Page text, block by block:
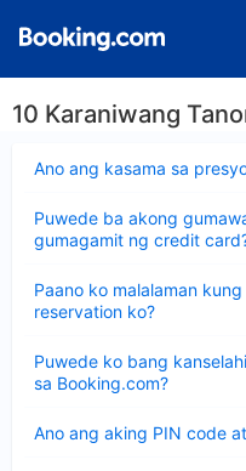
10 Karaniwang
Ano ang kasama sa
ang
Puwede ba akong
gumagamit ng credit
ang
sagot
Paano ko malalaman
reservation ko?
ang
sagot
Puwede ko bang
sa Booking.com?
ang
sagot
Ano ang aking PIN code
ang